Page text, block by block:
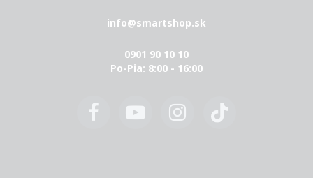
info@smartshop.sk
0901 90 10 10
Po-Pia: 8:00 - 16:00